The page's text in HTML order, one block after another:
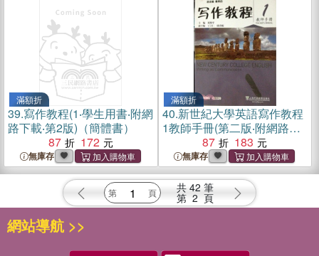
滿額折
39.寫作教程(1‧學生用書‧附網
路下載‧第2版)（簡體書）
87
172
無庫存
滿額折
40.新世紀大學英語寫作教程
1教師手冊(第二版‧附網路下
載)（簡體書）
87 183
無庫存
共 42 筆
第 2 頁
網站導航 >>